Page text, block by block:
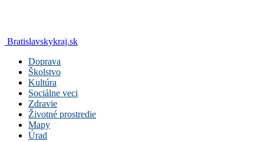
Bratislavskykraj.sk
Doprava
Školstvo
Kultúra
Sociálne veci
Zdravie
Životné prostredie
Mapy
Úrad